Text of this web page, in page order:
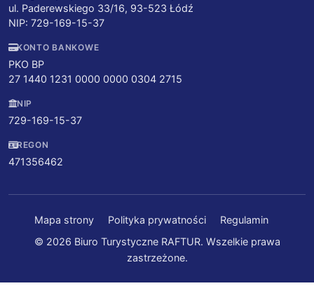
ul. Paderewskiego 33/16, 93-523 Łódź
NIP: 729-169-15-37
KONTO BANKOWE
PKO BP
27 1440 1231 0000 0000 0304 2715
NIP
729-169-15-37
REGON
471356462
Mapa strony Polityka prywatności
Regulamin
© 2026 Biuro Turystyczne RAFTUR. Wszelkie prawa
zastrzeżone.